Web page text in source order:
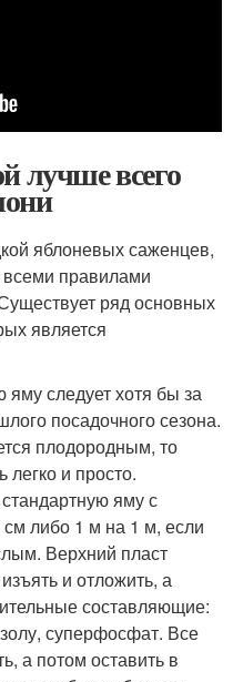
лучше всего
яблоневых саженцев,
всеми правилами
ряд основных
является
яму следует хотя бы за
посадочного сезона.
плодородным, то
легко и просто.
яму с
либо 1 м на 1 м, если
Верхний пласт
и отложить, а
составляющие:
суперфосфат. Все
а потом оставить в